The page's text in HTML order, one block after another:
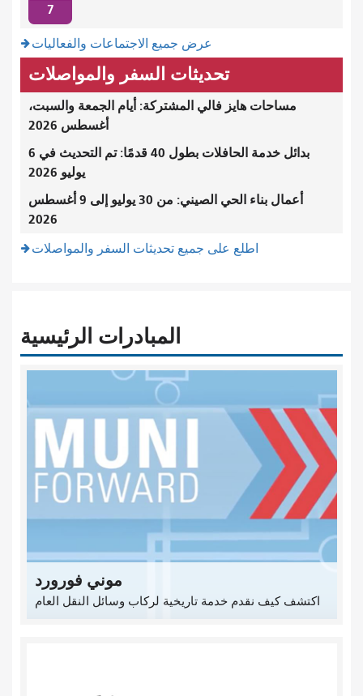
7
عرض جميع الاجتماعات والفعاليات
تحديثات السفر والمواصلات
مساحات هايز فالي المشتركة: أيام الجمعة والسبت،
أغسطس 2026
بدائل خدمة الحافلات بطول 40 قدمًا: تم التحديث في 6
يوليو 2026
أعمال بناء الحي الصيني: من 30 يوليو إلى 9 أغسطس
2026
اطلع على جميع تحديثات السفر والمواصلات
المبادرات الرئيسية
موني فورورد
اكتشف كيف نقدم خدمة تاريخية لركاب وسائل النقل العام